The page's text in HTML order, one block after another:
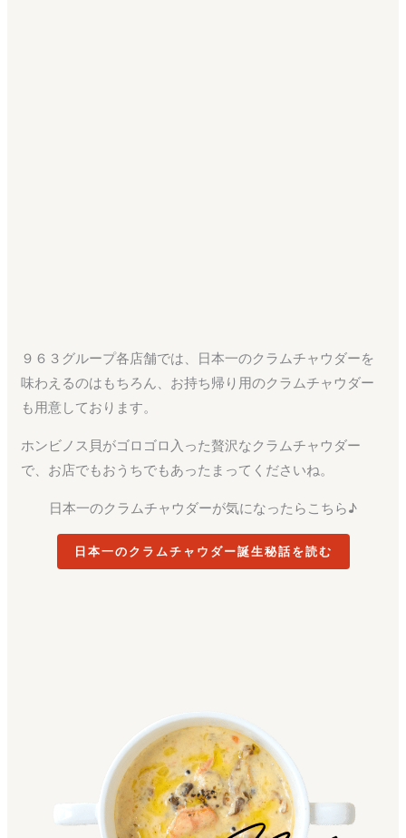
９６３グループ各店舗では、日本一のクラムチャウダーを
味わえるのはもちろん、お持ち帰り用のクラムチャウダー
も用意しております。
ホンビノス貝がゴロゴロ入った贅沢なクラムチャウダー
で、お店でもおうちでもあったまってくださいね。
日本一のクラムチャウダーが気になったらこちら♪
日本一のクラムチャウダー誕生秘話を読む